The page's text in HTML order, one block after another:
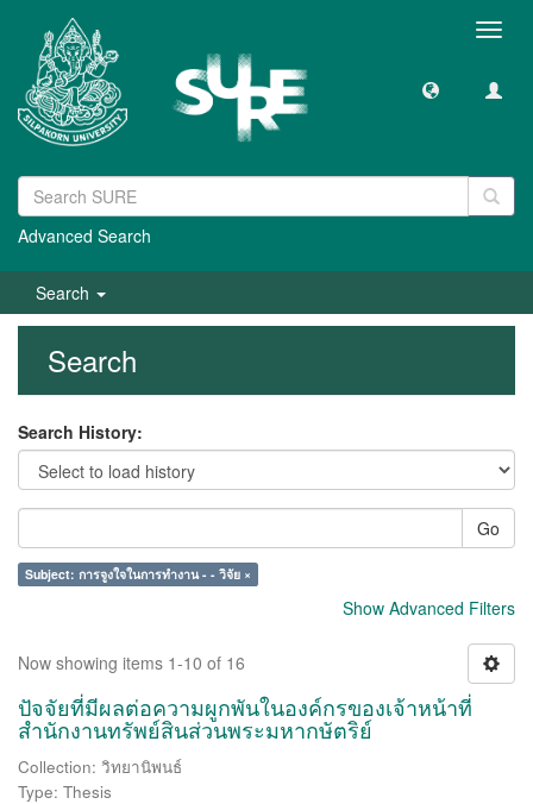
Advanced Search
Search
Search
Search History:
Go
Subject: การจูงใจในการทำงาน - - วิจัย ×
Show Advanced Filters
Now showing items 1-10 of 16
ปัจจัยที่มีผลต่อความผูกพันในองค์กรของเจ้าหน้าที่
สำนักงานทรัพย์สินส่วนพระมหากษัตริย์
Collection: วิทยานิพนธ์
Type: Thesis